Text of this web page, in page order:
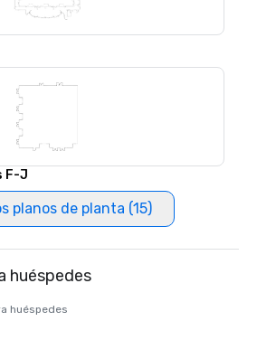
F-J
planos de planta (15)
huéspedes
huéspedes